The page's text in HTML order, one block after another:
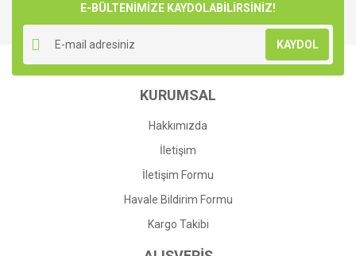
Yorum Yaz
Ürün resmi kalitesiz, bozuk veya görüntülenemiyor.
Ürün açıklamasında eksik bilgiler bulunuyor.
Ürün bilgilerinde hatalar bulunuyor.
Ürün fiyatı diğer sitelerden daha pahalı.
Gönder
E-BÜLTENİMİZE KAYDOLABİLİRSİNİZ!
KAYDOL
KURUMSAL
Hakkımızda
İletişim
İletişim Formu
Havale Bildirim Formu
Kargo Takibi